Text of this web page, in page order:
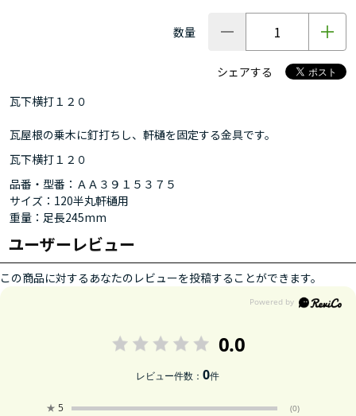
数量
シェアする
瓦下横打１２０
瓦屋根の乗木に釘打ちし、軒樋を固定する金具です。
瓦下横打１２０
品番・型番：ＡＡ３９１５３７５
サイズ：120半丸軒樋用
重量：足長245mm
ユーザーレビュー
この商品に対するあなたのレビューを投稿することができます。
0.0
レビュー件数：0件
★ 5 (0)